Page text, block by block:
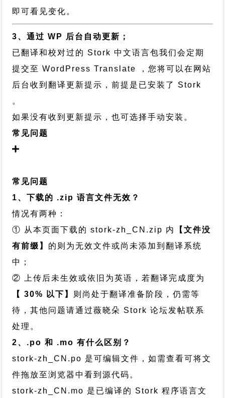
即可看见变化。
3、通过 WP 后台自动更新；
已翻译和校对过的 Stork 中文语言包我们会定期
提交至 WordPress Translate ，您将可以在网站
后台收到翻译更新提示，前提是已安装了 Stork
。
如果没有收到更新提示，也可选择手动安装。
常见问题
常见问题
1、下载的 .zip 语言文件无效？
情况有两种：
① 从本页面下载的 stork-zh_CN.zip 内
【文件没
有前缀】 的则为无效文件或尚未添加到翻译系统
中；
② 上传后未生效或依旧为英语，若翻译完成度为
【 30% 以下】 则尚处于翻译准备阶段，仍需等
待，其他问题请通过薇晓朵 Stork 论坛发帖联系
处理。
2、.po 和 .mo 有什么区别？
stork-zh_CN.po 是可编辑文件，如需查看可将文
件拖放至浏览器中看到源代码。
stork-zh_CN.mo 是已编译的 Stork 程序语言文